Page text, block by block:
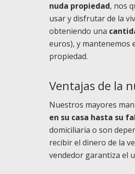
nuda propiedad, nos
usar y disfrutar de la
obteniendo una
euros), y mantenemos
propiedad.
Ventajas de la
Nuestros mayores
en su casa hasta su
domiciliaria o son
recibir el dinero de la
vendedor garantiza el